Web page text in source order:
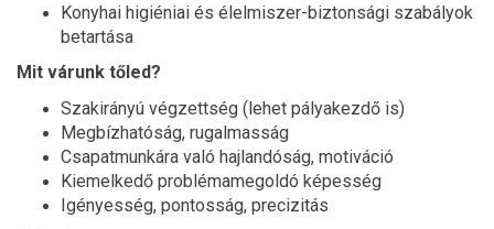
Konyhai higiéniai és élelmiszer-biztonsági szabályok
betartása
Mit várunk tőled?
Szakirányú végzettség (lehet pályakezdő is)
Megbízhatóság, rugalmasság
Csapatmunkára való hajlandóság, motiváció
Kiemelkedő problémamegoldó képesség
Igényesség, pontosság, precizitás